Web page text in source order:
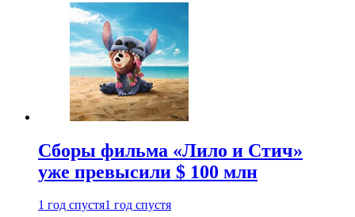
Сборы фильма «Лило и Стич»
уже превысили $ 100 млн
1 год спустя1 год спустя